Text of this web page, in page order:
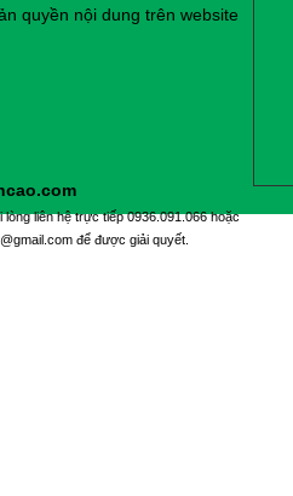
quyền nội dung trên website
liên hệ trực tiếp 0936.091.066 hoặc
để được giải quyết.